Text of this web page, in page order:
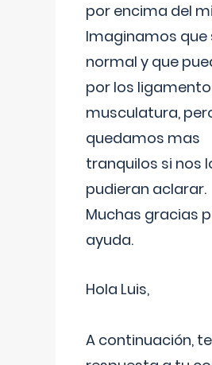
por encima del
Imaginamos que
normal y que
por los
musculatura,
quedamos mas
tranquilos si nos
pudieran aclarar.
Muchas gracias
ayuda.
Hola Luis,
A continuación,